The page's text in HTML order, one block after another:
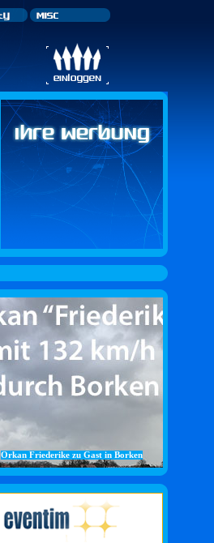
Orkan Friederike zu Gast in Borken